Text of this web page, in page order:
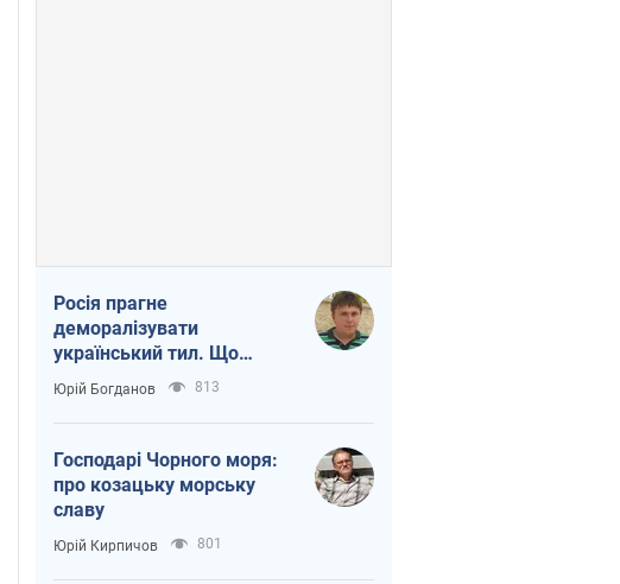
Росія прагне
деморалізувати
український тил. Що
варто собі нагадати
Юрій Богданов 813
Господарі Чорного моря:
про козацьку морську
славу
Юрій Кирпичов 801